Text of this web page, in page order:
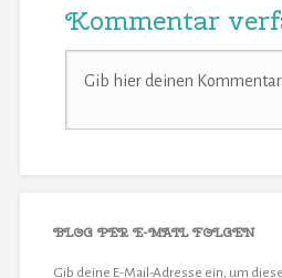
Kommentar
BLOG PER E-MAIL FOLGEN
Gib deine E-Mail-Adresse ein, um